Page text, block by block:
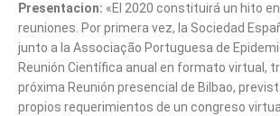
Presentacion: «El 2020 constituirá un hito
reuniones. Por primera vez, la Sociedad
junto a la Associação Portuguesa de
Reunión Científica anual en formato virtual,
próxima Reunión presencial de Bilbao,
propios requerimientos de un congreso